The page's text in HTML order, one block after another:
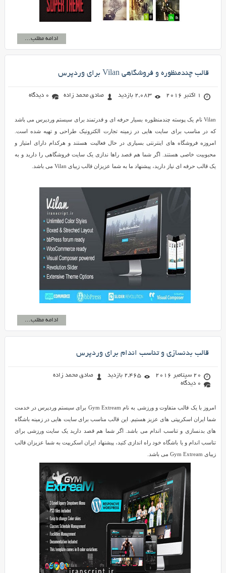
ادامه مطلب...
قالب چندمنظوره و فروشگاهی Vilan برای وردپرس
1 اکتبر 2016 2,083 بازدید صادق محمد زاده 0 دیدگاه
Vilan نام یک پوسته چندمنظوره بسیار حرفه ای و قدرتمند برای سیستم وردپرس می باشد
که در مناسب برای سایت هایی در زمینه تجارت الکترونیک طراحی و تهیه شده است.
امروزه فروشگاه های اینترنتی بسیاری در حال فعالیت هستند و هرکدام دارای امتیاز و
محبوبیت خاصی هستند. اگر شما هم قصد راها ندازی یک سایت فروشگاهی را دارید و به
یک قالب حرفه ای نیاز دارید، پیشنهاد ما به شما عزیزان قالب زیبای Vilan می باشد.
ادامه مطلب...
قالب بدنسازی و تناسب اندام برای وردپرس
20 سپتامبر 2016 2,465 بازدید
صادق محمد زاده
0 دیدگاه
امروز با یک قالب متفاوت و ورزشی به نام Gym Extream برای سیستم وردپرس در خدمت
شما ایران اسکریپتی های عزیز هستیم. این قالب مناسب برای سایت هایی در زمینه باشگاه
های بدنسازی و تناسب اندام می باشد. اگر شما هم قصد دارید یک سایت ورزشی برای
تناسب اندام و یا باشگاه خود راه اندازی کنید، پیشنهاد ایران اسکریپت به شما عزیزان قالب
زیبای Gym Extream می باشد.